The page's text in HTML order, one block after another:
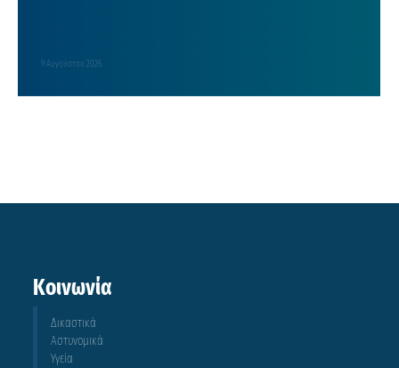
9 Αυγούστου 2026
Κοινωνία
Δικαστικά
Αστυνομικά
Υγεία